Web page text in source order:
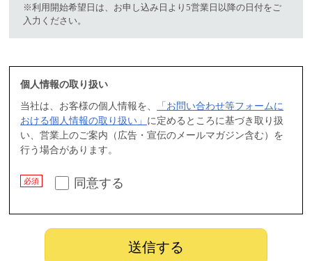
※利用開始希望日は、お申し込み日より5営業日以降の日付をご
入力ください。
個人情報の取り扱い
同意する
当社は、お客様の個人情報を、
「お問い合わせ等フォームに
おける個人情報の取り扱い」 に定めるところに基づき取り扱
い、営業上のご案内（広告・宣伝のメールマガジン含む）を
行う場合があります。